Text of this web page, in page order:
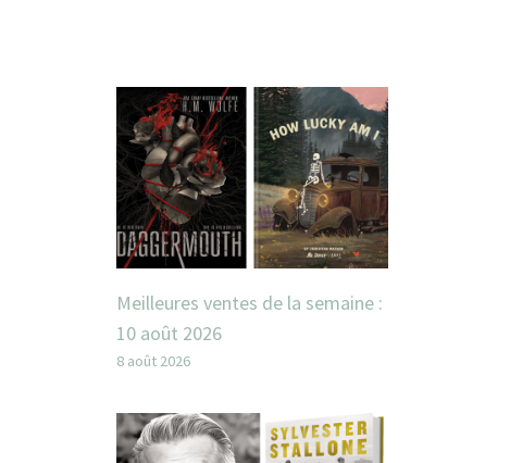
Meilleures ventes de la semaine :
10 août 2026
8 août 2026